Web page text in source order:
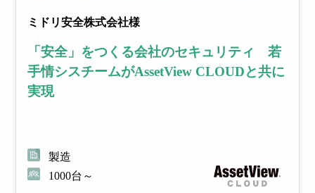
ミドリ安全株式会社様
「安全」をつくる会社のセキュリティ 若
手情シスチームがAssetView CLOUDと共に
実現
製造
1000台～